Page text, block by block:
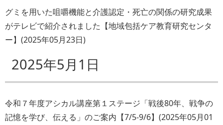
グミを用いた咀嚼機能と介護認定・死亡の関係の研究成果
がテレビで紹介されました【地域包括ケア教育研究センタ
ー】 (2025年05月23日)
2025年5月1日
令和７年度アシカル講座第１ステージ「戦後80年、戦争の
記憶を学び、伝える」のご案内【7/5-9/6】 (2025年05月01